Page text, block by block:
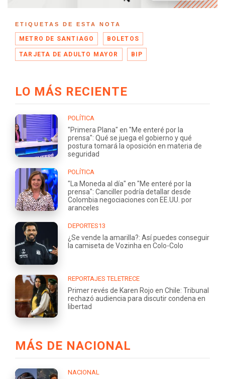
ETIQUETAS DE ESTA NOTA
METRO DE SANTIAGO BOLETOS
TARJETA DE ADULTO MAYOR BIP
LO MÁS RECIENTE
POLÍTICA
"Primera Plana" en "Me enteré por la
prensa": Qué se juega el gobierno y qué
postura tomará la oposición en materia de
seguridad
POLÍTICA
"La Moneda al día" en "Me enteré por la
prensa": Canciller podría detallar desde
Colombia negociaciones con EE.UU. por
aranceles
DEPORTES13
¿Se vende la amarilla?: Así puedes conseguir
la camiseta de Vozinha en Colo-Colo
REPORTAJES TELETRECE
Primer revés de Karen Rojo en Chile: Tribunal
rechazó audiencia para discutir condena en
libertad
MÁS DE NACIONAL
NACIONAL